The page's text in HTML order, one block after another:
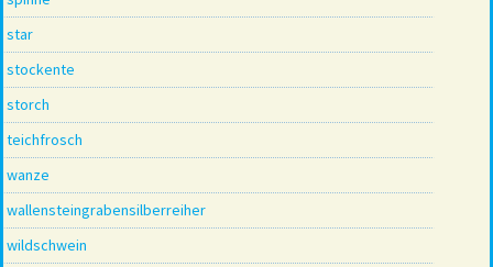
star
stockente
storch
teichfrosch
wanze
wallensteingrabensilberreiher
wildschwein